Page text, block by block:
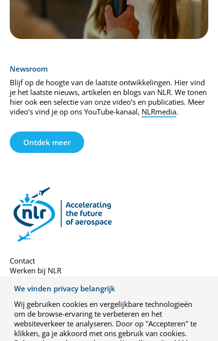
Newsroom
Blijf op de hoogte van de laatste ontwikkelingen. Hier vind
je het laatste nieuws, artikelen en blogs van NLR. We tonen
hier ook een selectie van onze video’s en publicaties. Meer
video’s vind je op ons YouTube-kanaal, NLRmedia.
Ontdek meer
Contact
Werken bij NLR
Over ons
Nieuwsbrief
Algemene voorwaarden
Privacy-instellingen
We vinden privacy belangrijk
Wij gebruiken cookies en vergelijkbare technologieën
om de browse-ervaring te verbeteren en het
websiteverkeer te analyseren. Door op "Accepteren" te
klikken, ga je akkoord met ons gebruik van cookies.